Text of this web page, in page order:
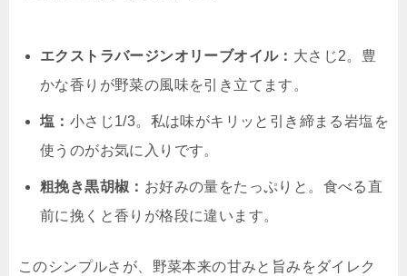
エクストラバージンオリーブオイル： 大さじ2。豊
かな香りが野菜の風味を引き立てます。
塩： 小さじ1/3。私は味がキリッと引き締まる岩塩を
使うのがお気に入りです。
粗挽き黒胡椒： お好みの量をたっぷりと。食べる直
前に挽くと香りが格段に違います。
このシンプルさが、野菜本来の甘みと旨みをダイレク